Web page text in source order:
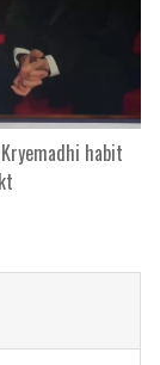
habit